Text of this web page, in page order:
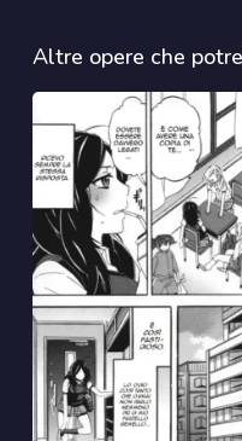
Altre opere che